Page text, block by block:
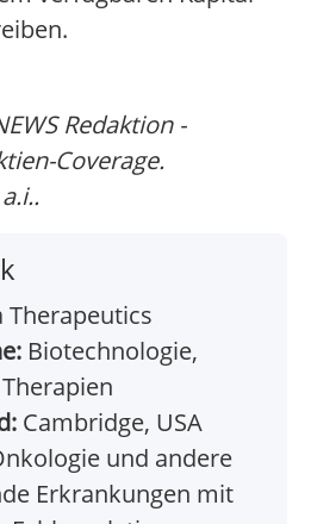
Redaktion -
Coverage.
Therapeutics
Biotechnologie,
Cambridge, USA
und andere
Erkrankungen mit